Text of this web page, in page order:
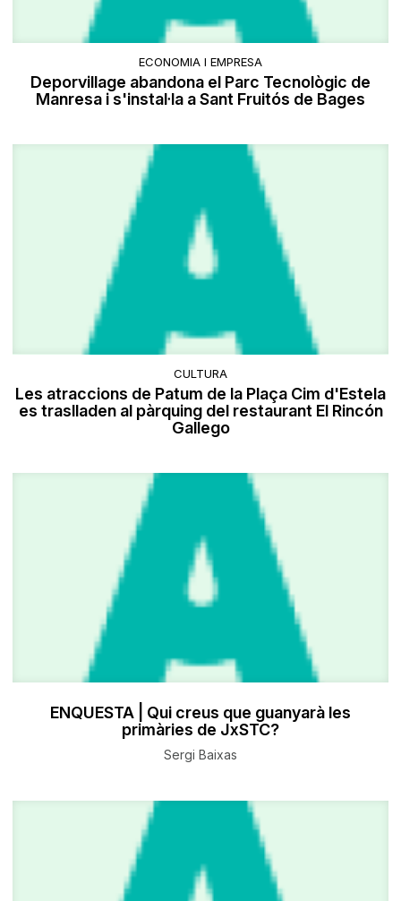
ECONOMIA I EMPRESA
Deporvillage abandona el Parc Tecnològic de
Manresa i s'instal·la a Sant Fruitós de Bages
CULTURA
Les atraccions de Patum de la Plaça Cim d'Estela
es traslladen al pàrquing del restaurant El Rincón
Gallego
ENQUESTA | Qui creus que guanyarà les
primàries de JxSTC?
Sergi Baixas